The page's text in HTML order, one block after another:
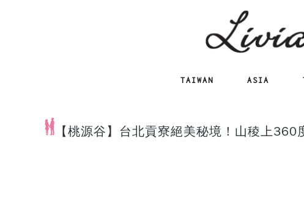
TAIWAN ASIA
【桃源谷】台北貢寮絕美秘境！山稜上